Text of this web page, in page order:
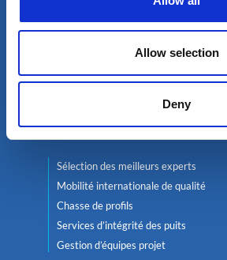
Allow selection
Deny
Trouver un expert
Sélection des meilleurs experts
Mobilité internationale de qualité
Chasse de profils
Services d’intégrité des puits
Gestion d’équipes projet